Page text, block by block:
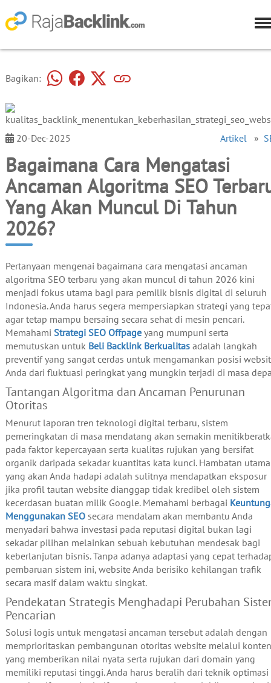
Bagikan:
20-Dec-2025 Artikel»
Bagaimana Cara Mengatasi
Ancaman Algoritma SEO
Yang Akan Muncul Di Tahun
2026?
Pertanyaan mengenai bagaimana cara mengatasi ancaman
algoritma SEO terbaru yang akan muncul di tahun 2026 kini
menjadi fokus utama bagi para pemilik bisnis digital di seluruh
Indonesia. Anda harus segera mempersiapkan strategi yang
agar tetap mampu bersaing secara sehat di mesin pencari.
Memahami Strategi SEO Offpageyang mumpuni serta
memutuskan untuk Beli Backlink Berkualitasadalah langkah
preventif yang sangat cerdas untuk mengamankan posisi
Anda dari fluktuasi peringkat yang mungkin terjadi di masa
Tantangan Algoritma dan Ancaman Penurunan
Otoritas
Menurut laporan tren teknologi digital terbaru, sistem
pemeringkatan di masa mendatang akan semakin
pada faktor kepercayaan serta kualitas rujukan yang bersifat
organik daripada sekadar kuantitas kata kunci. Hambatan utama
yang akan Anda hadapi adalah sulitnya mendapatkan eksposur
jika profil tautan website dianggap tidak kredibel oleh sistem
kecerdasan buatan milik Google. Memahami berbagai
Menggunakan SEOsecara mendalam akan membantu Anda
menyadari bahwa investasi pada reputasi digital bukan lagi
sekadar pilihan melainkan sebuah kebutuhan mendesak bagi
keberlanjutan bisnis. Tanpa adanya adaptasi yang cepat
pembaruan sistem ini, website Anda berisiko kehilangan trafik
secara masif dalam waktu singkat.
Pendekatan Strategis Menghadapi Perubahan
Pencarian
Solusi logis untuk mengatasi ancaman tersebut adalah dengan
memprioritaskan pembangunan otoritas website melalui konten
yang memberikan nilai nyata serta rujukan dari domain yang
memiliki reputasi tinggi. Anda harus beralih dari teknik optimasi